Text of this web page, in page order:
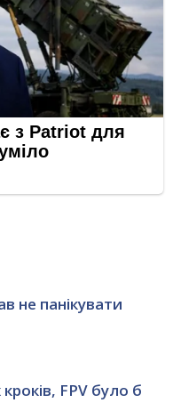
не панікувати
FPV було б